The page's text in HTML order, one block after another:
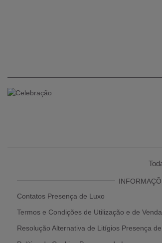
Contatos Presença de Luxo
Termos e Condições de Utilização e de Venda
Resolução Alternativa de Litígios Presença